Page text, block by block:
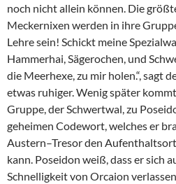
noch nicht allein können. Die
Meckernixen werden in ihre
Lehre sein! Schickt meine
Hammerhai, Sägerochen, und
die Meerhexe, zu mir holen.“, sagt
etwas ruhiger. Wenig später
Gruppe, der Schwertwal, zu
geheimen Codewort, welches er
Austern–Tresor den
kann. Poseidon weiß, dass er sich
Schnelligkeit von Orcaion